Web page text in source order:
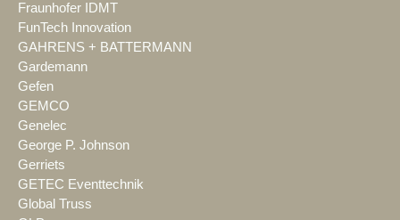
Fraunhofer IDMT
FunTech Innovation
GAHRENS + BATTERMANN
Gardemann
Gefen
GEMCO
Genelec
George P. Johnson
Gerriets
GETEC Eventtechnik
Global Truss